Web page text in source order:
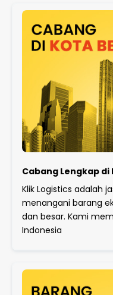
Cabang Lengkap di
Klik Logistics adalah
menangani barang
dan besar. Kami
Indonesia